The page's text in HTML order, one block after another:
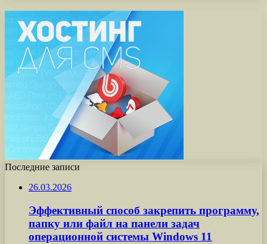
Последние записи
26.03.2026
Эффективный способ закрепить программу,
папку или файл на панели задач
операционной системы Windows 11